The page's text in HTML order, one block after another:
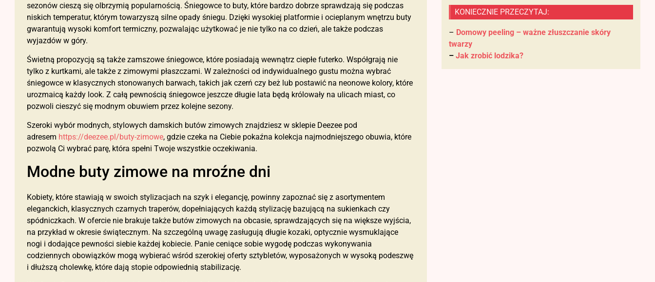
sezonów cieszą się olbrzymią popularnością. Śniegowce to buty, które bardzo dobrze sprawdzają się podczas
niskich temperatur, którym towarzyszą silne opady śniegu. Dzięki wysokiej platformie i ocieplanym wnętrzu buty
gwarantują wysoki komfort termiczny, pozwalając użytkować je nie tylko na co dzień, ale także podczas
wyjazdów w góry.
Świetną propozycją są także zamszowe śniegowce, które posiadają wewnątrz ciepłe futerko. Współgrają nie
tylko z kurtkami, ale także z zimowymi płaszczami. W zależności od indywidualnego gustu można wybrać
śniegowce w klasycznych stonowanych barwach, takich jak czerń czy beż lub postawić na neonowe kolory, które
urozmaicą każdy look. Z całą pewnością śniegowce jeszcze długie lata będą królowały na ulicach miast, co
pozwoli cieszyć się modnym obuwiem przez kolejne sezony.
Szeroki wybór modnych, stylowych damskich butów zimowych znajdziesz w sklepie Deezee pod
adresem https://deezee.pl/buty-zimowe, gdzie czeka na Ciebie pokaźna kolekcja najmodniejszego obuwia, które
pozwolą Ci wybrać parę, która spełni Twoje wszystkie oczekiwania.
Modne buty zimowe na mroźne dni
Kobiety, które stawiają w swoich stylizacjach na szyk i elegancję, powinny zapoznać się z asortymentem
eleganckich, klasycznych czarnych traperów, dopełniających każdą stylizację bazującą na sukienkach czy
spódniczkach. W ofercie nie brakuje także butów zimowych na obcasie, sprawdzających się na większe wyjścia,
na przykład w okresie świątecznym. Na szczególną uwagę zasługują długie kozaki, optycznie wysmuklające
nogi i dodające pewności siebie każdej kobiecie. Panie ceniące sobie wygodę podczas wykonywania
codziennych obowiązków mogą wybierać wśród szerokiej oferty sztybletów, wyposażonych w wysoką podeszwę
i dłuższą cholewkę, które dają stopie odpowiednią stabilizację.
KONIECZNIE PRZECZYTAJ:
– Domowy peeling – ważne złuszczanie skóry
twarzy
– Jak zrobić lodzika?